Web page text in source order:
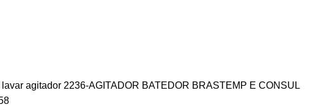
lavar agitador 2236-AGITADOR BATEDOR BRASTEMP E CONSUL